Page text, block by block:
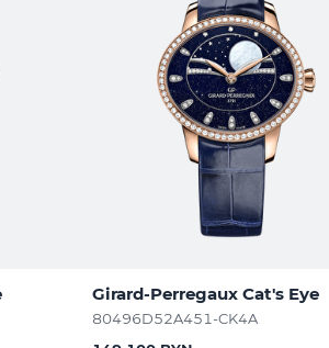
Girard-Perregaux Cat's Eye
80496D52A451-CK4A